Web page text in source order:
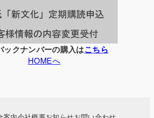
ックナンバーの購入はこちら
HOMEへ